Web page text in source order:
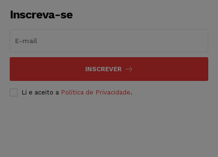
Inscreva-se
INSCREVER
Li e aceito a Política de Privacidade.